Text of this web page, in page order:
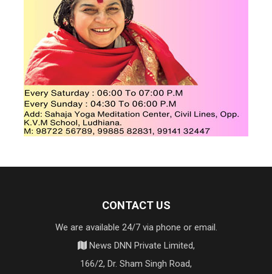
CONTACT US
We are available 24/7 via phone or email.
News DNN Private Limited,
166/2, Dr. Sham Singh Road,